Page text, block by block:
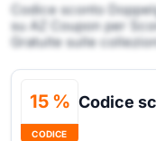
Codice sconto
su AZ Coupon per
Gratuite sulle
15 %
CODICE
Codice